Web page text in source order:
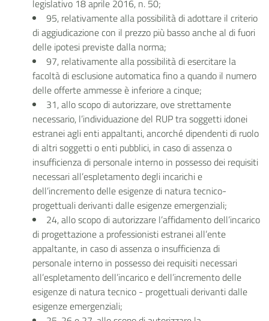
legislativo 18 aprile 2016, n. 50;
95, relativamente alla possibilità di adottare il criterio
di aggiudicazione con il prezzo più basso anche al di fuori
delle ipotesi previste dalla norma;
97, relativamente alla possibilità di esercitare la
facoltà di esclusione automatica fino a quando il numero
delle offerte ammesse è inferiore a cinque;
31, allo scopo di autorizzare, ove strettamente
necessario, l’individuazione del RUP tra soggetti idonei
estranei agli enti appaltanti, ancorché dipendenti di ruolo
di altri soggetti o enti pubblici, in caso di assenza o
insufficienza di personale interno in possesso dei requisiti
necessari all’espletamento degli incarichi e
dell’incremento delle esigenze di natura tecnico-
progettuali derivanti dalle esigenze emergenziali;
24, allo scopo di autorizzare l’affidamento dell’incarico
di progettazione a professionisti estranei all’ente
appaltante, in caso di assenza o insufficienza di
personale interno in possesso dei requisiti necessari
all’espletamento dell’incarico e dell’incremento delle
esigenze di natura tecnico - progettuali derivanti dalle
esigenze emergenziali;